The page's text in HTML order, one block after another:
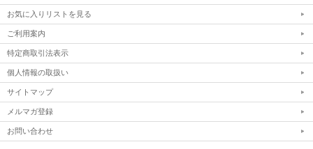
お気に入りリストを見る
ご利用案内
特定商取引法表示
個人情報の取扱い
サイトマップ
メルマガ登録
お問い合わせ